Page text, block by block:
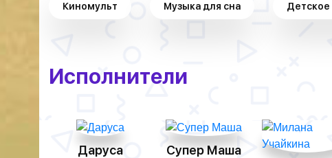
Киномульт Музыка для сна
Исполнители
Даруса
Супер Маша